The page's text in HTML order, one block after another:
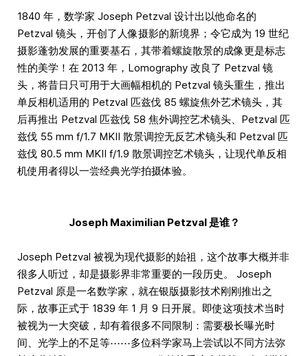
1840 年，数学家 Joseph Petzval 设计出以他命名的
Petzval 镜头，开创了人像摄影的新境界；令它成为 19 世纪
摄影蓬勃发展的重要基石，其带着螺旋散景的成像更是标志
性的美学！在 2013 年，Lomography 改良了 Petzval 镜
头，将昔日只可用于大画幅相机的 Petzval 镜头重生，推出
单反相机适用的 Petzval 匹兹伐 85 螺旋焦外艺术镜头，其
后再推出 Petzval 匹兹伐 58 焦外调控艺术镜头、Petzval 匹
兹伐 55 mm f/1.7 MKII 散景调控无反艺术镜头和 Petzval 匹
兹伐 80.5 mm MKII f/1.9 散景调控艺术镜头，让现代单反相
机使用者得以一尝经典光学拍摄体验。
Joseph Maximilian Petzval 是谁？
Joseph Petzval 被视为现代摄影的始祖，这个故事大概并非
很多人听过，却是摄影界非常重要的一段历史。 Joseph
Petzval 原是一名数学家，就在银版摄影技术刚刚推出之
际，故事正式于 1839 年 1 月 9 日开展。即使这项技术当时
被视为一大突破，却有着很多不同限制：需要极长曝光时
间、光学上的不足等⋯⋯多位科学家马上尝试以不同方法弥